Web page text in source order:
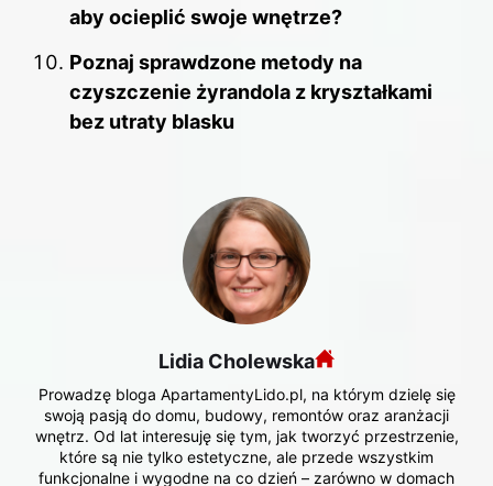
aby ocieplić swoje wnętrze?
Poznaj sprawdzone metody na
czyszczenie żyrandola z kryształkami
bez utraty blasku
Lidia Cholewska
Prowadzę bloga ApartamentyLido.pl, na którym dzielę się
swoją pasją do domu, budowy, remontów oraz aranżacji
wnętrz. Od lat interesuję się tym, jak tworzyć przestrzenie,
które są nie tylko estetyczne, ale przede wszystkim
funkcjonalne i wygodne na co dzień – zarówno w domach